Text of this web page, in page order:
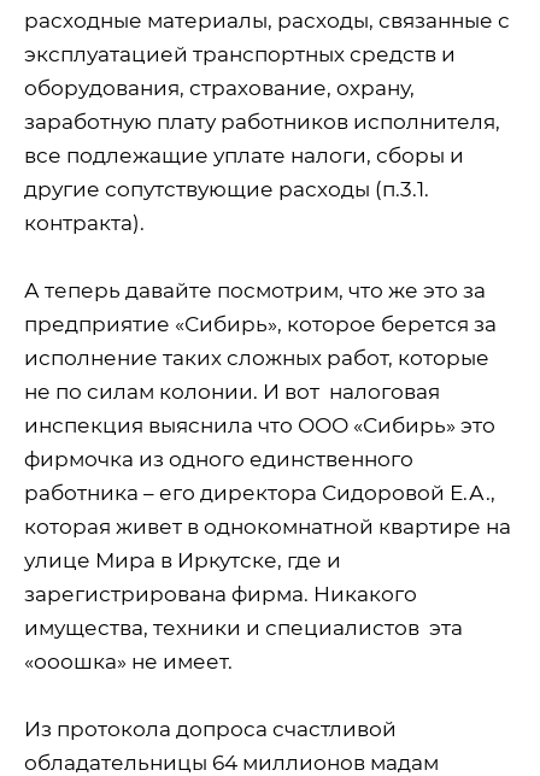
расходные материалы, расходы, связанные с
эксплуатацией транспортных средств и
оборудования, страхование, охрану,
заработную плату работников исполнителя,
все подлежащие уплате налоги, сборы и
другие сопутствующие расходы (п.3.1.
контракта).
А теперь давайте посмотрим, что же это за
предприятие «Сибирь», которое берется за
исполнение таких сложных работ, которые
не по силам колонии. И вот налоговая
инспекция выяснила что ООО «Сибирь» это
фирмочка из одного единственного
работника – его директора Сидоровой Е.А.,
которая живет в однокомнатной квартире на
улице Мира в Иркутске, где и
зарегистрирована фирма. Никакого
имущества, техники и специалистов эта
«ооошка» не имеет.
Из протокола допроса счастливой
обладательницы 64 миллионов мадам